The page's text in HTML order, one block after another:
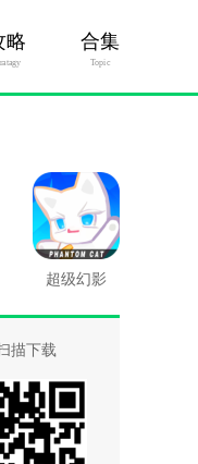
略 合集
Topic
超级幻影
游版
描下载